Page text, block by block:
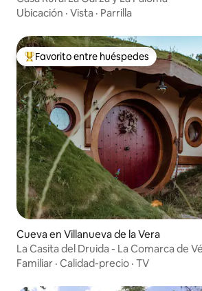
Ubicación · Vista · Parrilla
Favorito entre huéspedes preferido
Favorito entre huéspedes
Cueva en Villanueva de la Vera
La Casita del Druida - La Comarca de
Familiar · Calidad-precio · TV